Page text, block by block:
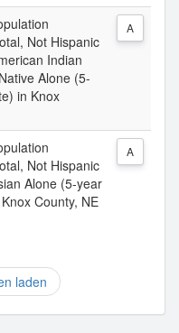
Not Hispanic
Indian
Alone (5-
in Knox
A
Not Hispanic
Alone (5-year
County, NE
A
laden